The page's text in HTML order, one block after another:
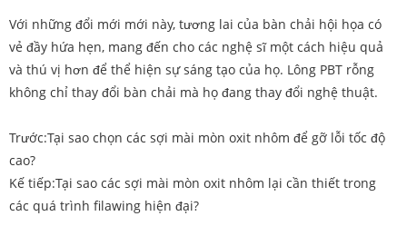
Với những đổi mới mới này, tương lai của bàn chải hội họa có
vẻ đầy hứa hẹn, mang đến cho các nghệ sĩ một cách hiệu quả
và thú vị hơn để thể hiện sự sáng tạo của họ. Lông PBT rỗng
không chỉ thay đổi bàn chải mà họ đang thay đổi nghệ thuật.
Trước:Tại sao chọn các sợi mài mòn oxit nhôm để gỡ lỗi tốc độ
cao?
Kế tiếp:Tại sao các sợi mài mòn oxit nhôm lại cần thiết trong
các quá trình filawing hiện đại?